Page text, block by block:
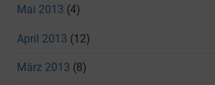
Mai 2013 (4)
April 2013 (12)
März 2013 (8)